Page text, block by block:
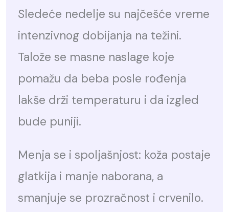
Sledeće nedelje su najčešće vreme
intenzivnog dobijanja na težini.
Talože se masne naslage koje
pomažu da beba posle rođenja
lakše drži temperaturu i da izgled
bude puniji.
Menja se i spoljašnjost: koža postaje
glatkija i manje naborana, a
smanjuje se prozračnost i crvenilo.